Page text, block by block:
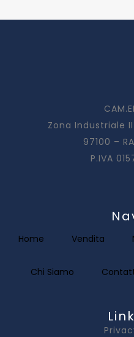
Zona Industriale II
97100 –
P.IVA
Home Vendita
Chi Siamo